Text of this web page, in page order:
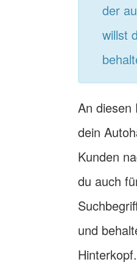
der
willst
An diesen
dein
Kunden
du auch
und
Hinterkopf.